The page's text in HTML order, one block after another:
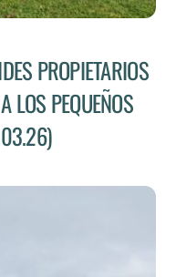
PROPIETARIOS
LOS PEQUEÑOS